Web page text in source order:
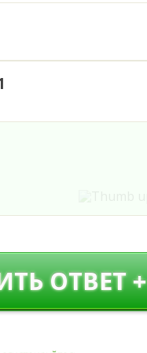
ОТВЕТ +